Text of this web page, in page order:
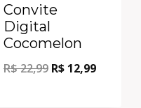
Convite
Digital
Cocomelon
R$22,99 R$ 12,99